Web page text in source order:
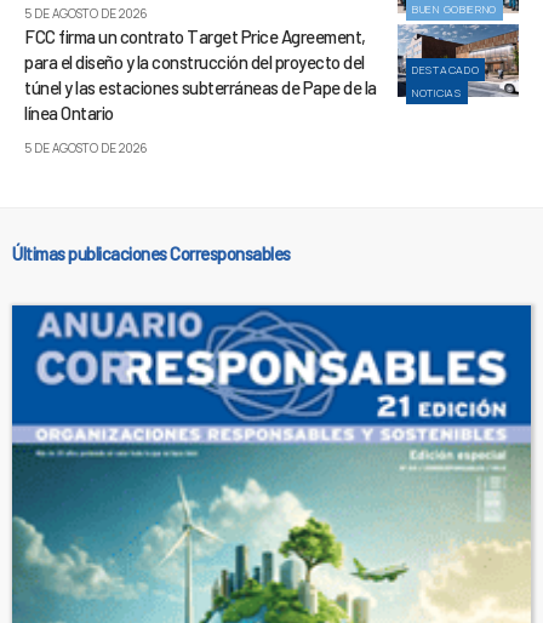
BUEN GOBIERNO
5 DE AGOSTO DE 2026
DESTACADO
NOTICIAS
FCC firma un contrato Target Price Agreement,
para el diseño y la construcción del proyecto del
túnel y las estaciones subterráneas de Pape de la
línea Ontario
5 DE AGOSTO DE 2026
Últimas publicaciones Corresponsables